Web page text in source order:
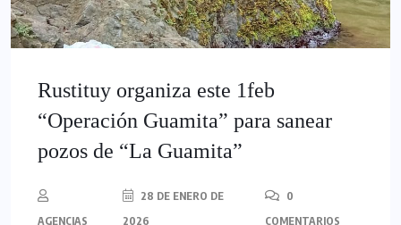
Rustituy organiza este 1feb
“Operación Guamita” para sanear
pozos de “La Guamita”
AGENCIAS
28 DE ENERO DE
2026
0
COMENTARIOS